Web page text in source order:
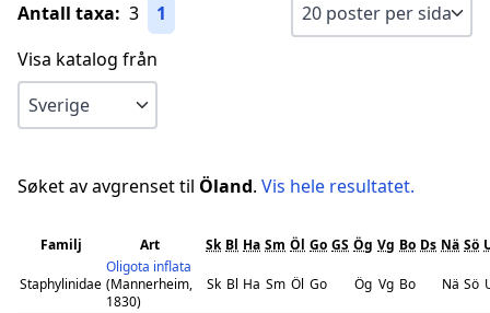
Antall taxa: 3
1
Visa katalog från
Søket av avgrenset til Öland. Vis hele resultatet.
Familj Art Sk Bl Ha Sm Öl Go GS Ög Vg Bo Ds Nä Sö
Staphylinidae
Oligota inflata
(Mannerheim,
1830)
Sk Bl Ha Sm Öl Go Ög Vg Bo Nä Sö